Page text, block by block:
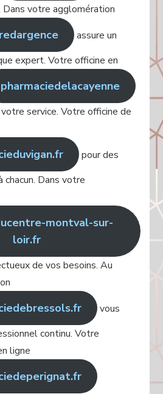
votre agglomération
assure un
expert. Votre officine en
pharmaciedelacayenne
service. Votre officine de
pour des
Dans votre
montval-sur-
loir.fr
de vos besoins. Au
vous
continu. Votre
ligne